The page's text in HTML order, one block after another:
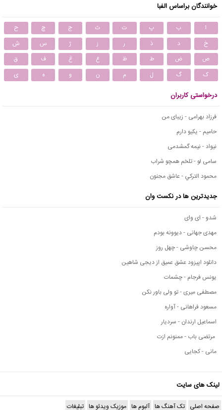
خوانندگان براساس الفبا
ا ب پ ت ث ج چ
ح
خ
د ذ ر ز ژ س
ش
ص
ض ط ظ ع غ ف
ق
ک
گ ل م ن و ه ی
درخواستی کاربران
فرزاد بهرامی - زیبای من
حامیم - یکیو دارم
نیواد - نیمه گمشدمی
سامی لو - تلخم همچو شراب
محمود التركي - عاشق مجنون
جدیدترین ها در نکست وان
شدو - ای وای
مهدی جهانی - دیوونه بودم
محسن چاوشی - چهل روز
دانلود اپیزود عشق عمیق از دیجی شاهین
یونس فرجام - چشمات
مصطفی میری - تو ولی باور نکن
مسعود فراهانی - آواره
اسماعیل ارندان - سردیار
مرتضی باب - ممنونم ازت
مانی - کجایی
لینک های سایت
صفحه اصلی تک آهنگ ها آلبوم ها موزیک ویدئو ها تبلیغات